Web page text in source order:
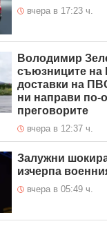
вчера в 17:23 ч.
Володимир
съюзниците на
доставки на
ни направи по-
преговорите
вчера в 12:37 ч.
Залужни
изчерпа
вчера в 05:49 ч.